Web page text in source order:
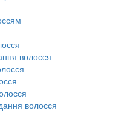
волосся
волосся